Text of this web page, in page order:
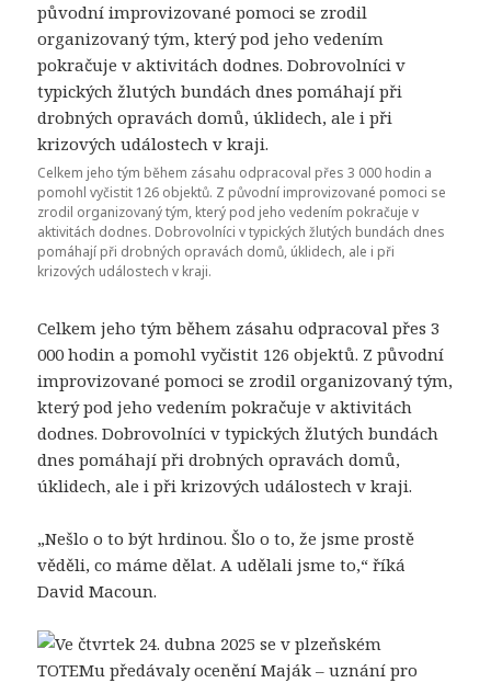
Celkem jeho tým během zásahu odpracoval přes 3 000 hodin a
pomohl vyčistit 126 objektů. Z původní improvizované pomoci se
zrodil organizovaný tým, který pod jeho vedením pokračuje v
aktivitách dodnes. Dobrovolníci v typických žlutých bundách dnes
pomáhají při drobných opravách domů, úklidech, ale i při
krizových událostech v kraji.
Celkem jeho tým během zásahu odpracoval přes 3
000 hodin a pomohl vyčistit 126 objektů. Z původní
improvizované pomoci se zrodil organizovaný tým,
který pod jeho vedením pokračuje v aktivitách
dodnes. Dobrovolníci v typických žlutých bundách
dnes pomáhají při drobných opravách domů,
úklidech, ale i při krizových událostech v kraji.
„Nešlo o to být hrdinou. Šlo o to, že jsme prostě
věděli, co máme dělat. A udělali jsme to,“ říká
David Macoun.